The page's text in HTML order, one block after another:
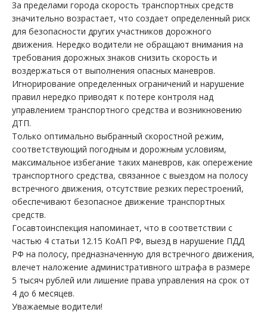
За пределами города скорость транспортных средств
значительно возрастает, что создает определенный риск
для безопасности других участников дорожного
движения. Нередко водители не обращают внимания на
требования дорожных знаков снизить скорость и
воздержаться от выполнения опасных маневров.
Игнорирование определенных ограничений и нарушение
правил нередко приводят к потере контроля над
управлением транспортного средства и возникновению
ДТП.
Только оптимально выбранный скоростной режим,
соответствующий погодным и дорожным условиям,
максимальное избегание таких маневров, как опережение
транспортного средства, связанное с выездом на полосу
встречного движения, отсутствие резких перестроений,
обеспечивают безопасное движение транспортных
средств.
Госавтоинспекция напоминает, что в соответствии с
частью 4 статьи 12.15 КоАП РФ, выезд в нарушение ПДД
РФ на полосу, предназначенную для встречного движения,
влечет наложение административного штрафа в размере
5 тысяч рублей или лишение права управления на срок от
4 до 6 месяцев.
Уважаемые водители!